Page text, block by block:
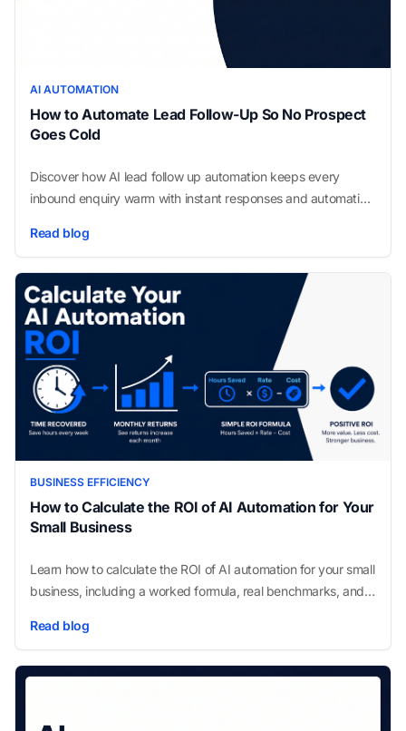
AI AUTOMATION
How to Automate Lead Follow-Up So No Prospect
Goes Cold
Discover how AI lead follow up automation keeps every
inbound enquiry warm with instant responses and automatic
Read blog
BUSINESS EFFICIENCY
How to Calculate the ROI of AI Automation for Your
Small Business
Learn how to calculate the ROI of AI automation for your small
business, including a worked formula, real benchmarks, and
Read blog